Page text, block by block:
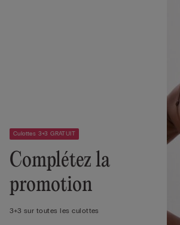
Culottes 3+3 GRATUIT
Complétez la
promotion
3+3 sur toutes les culottes